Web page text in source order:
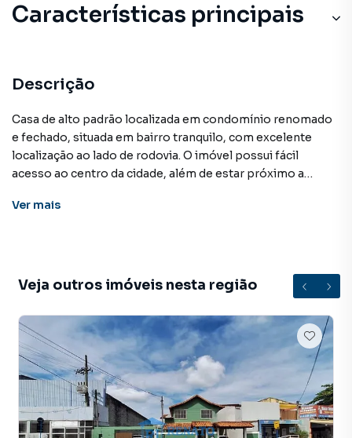
Características principais
Descrição
Casa de alto padrão localizada em condomínio renomado
e fechado, situada em bairro tranquilo, com excelente
localização ao lado de rodovia. O imóvel possui fácil
acesso ao centro da cidade, além de estar próximo a
atacadistas, serviços e comércios em geral.
sendo um deles suíte com closet, área gourmet com
churrasqueira, piscina, área de serviço e garagem com
capacidade para dois veículos.
O condomínio oferece infraestrutura completa de lazer e
segurança, contando com salão de festas, lago com
peixes, academia, academia de calistenia, playground,
piscina adulta e infantil, mercadinho interno, campo de
futebol, campo de areia para vôlei, quadra de futsal, parque
Ver mais
Veja outros imóveis nesta região